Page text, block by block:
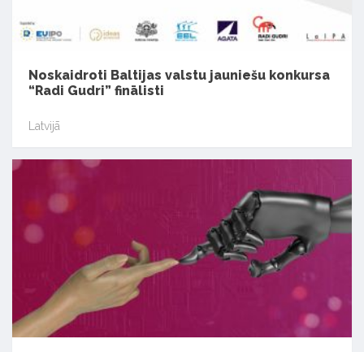
Noskaidroti Baltijas valstu jauniešu konkursa
“Radi Gudri” finālisti
Latvijā